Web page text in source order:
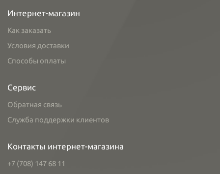
Интернет-магазин
Как заказать
Условия доставки
Способы оплаты
Сервис
Обратная связь
Служба поддержки клиентов
Контакты интернет-магазина
+7 (708) 147 68 11